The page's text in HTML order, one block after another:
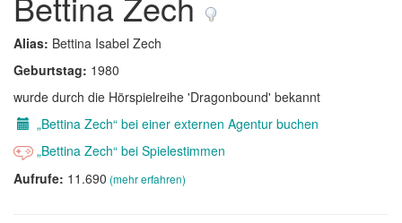
Alias: Bettina Isabel Zech
Geburtstag: 1980
wurde durch die Hörspielreihe 'Dragonbound' bekannt
„Bettina Zech“ bei einer externen Agentur buchen
„Bettina Zech“ bei Spielestimmen
Aufrufe: 11.690 (mehr erfahren)